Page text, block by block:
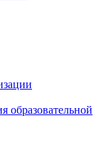
образовательной